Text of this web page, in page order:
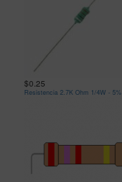
$0.25
Resistencia 2.7K Ohm 1/4W - 5%